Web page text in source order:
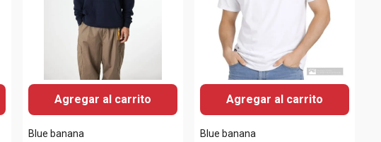
Agregar al carrito
Blue banana
Agregar al carrito
Blue banana